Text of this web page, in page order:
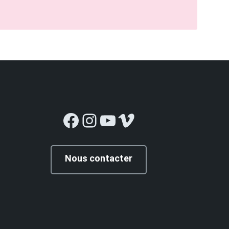
Facebook
Instagram
YouTube
Vimeo
Nous contacter